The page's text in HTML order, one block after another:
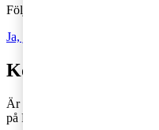
Följ vår blogg och håll dig
Ja, jag vill prenumerera på Tax
Kontakta en
Är du intresserad av våra
på PwC?